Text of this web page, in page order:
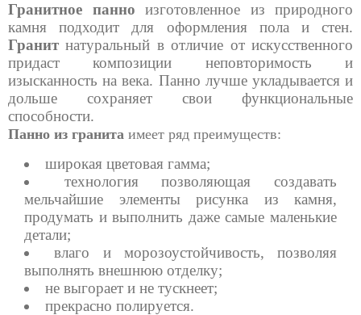
Гранитное панно изготовленное из природного
камня подходит для оформления пола и стен.
Гранит натуральный в отличие от искусственного
придаст композиции неповторимость и
изысканность на века. Панно лучше укладывается и
дольше сохраняет свои функциональные
способности.
Панно из гранита имеет ряд преимуществ:
широкая цветовая гамма;
технология позволяющая создавать
мельчайшие элементы рисунка из камня,
продумать и выполнить даже самые маленькие
детали;
влаго и морозоустойчивость, позволяя
выполнять внешнюю отделку;
не выгорает и не тускнеет;
прекрасно полируется.